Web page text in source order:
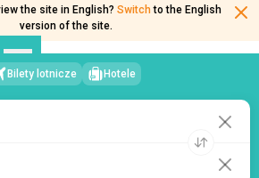
the site in English? Switch to the English
version of the site.
Bilety lotnicze Hotele